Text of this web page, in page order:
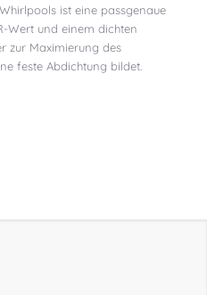
ist eine passgenaue
Wert und einem dichten
zur Maximierung des
feste Abdichtung bildet.